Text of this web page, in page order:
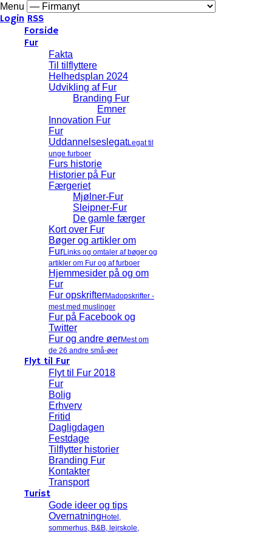
Menu
Login RSS
Forside
Fur
Fakta
Til tilflyttere
Helhedsplan 2024
Udvikling af Fur
Branding Fur
Emner
Innovation Fur
Fur
UddannelseslegatLegat til
unge furboer
Furs historie
Historier på Fur
Færgeriet
Mjølner-Fur
Sleipner-Fur
De gamle færger
Kort over Fur
Bøger og artikler om
FurLinks og omtaler af bøger og
artikler om Fur og af furboer
Hjemmesider på og om
Fur
Fur opskrifterMadopskrifter -
mest med muslinger
Fur på Facebook og
Twitter
Fur og andre øerMest om
de 26 andre små-øer
Flyt til Fur
Flyt til Fur 2018
Fur
Bolig
Erhverv
Fritid
Dagligdagen
Festdage
Tilflytter historier
Branding Fur
Kontakter
Transport
Turist
Gode ideer og tips
Overnatning Hotel,
sommerhus, B&B, lejrskole,